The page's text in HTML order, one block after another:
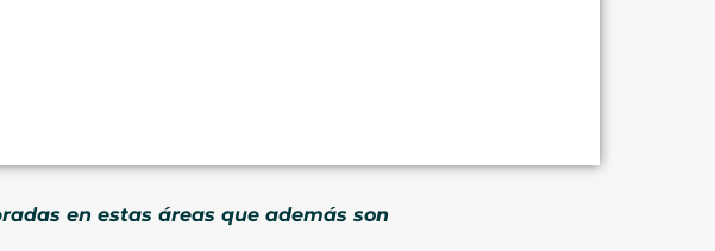
en estas áreas que además son